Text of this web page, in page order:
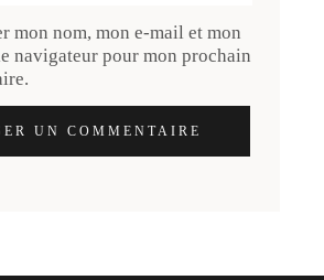
mon nom, mon e-mail et mon
navigateur pour mon prochain
UN COMMENTAIRE